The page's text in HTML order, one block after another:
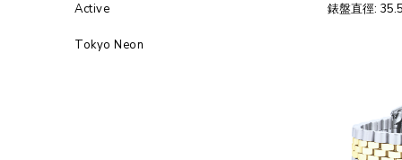
Active
Tokyo Neon
錶盤直徑: